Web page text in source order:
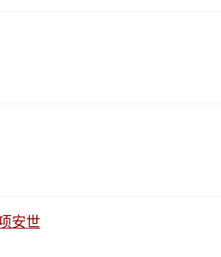
安世